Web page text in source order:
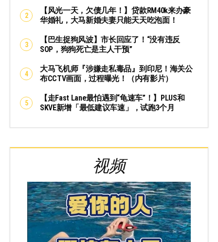
【风光一天，欠债几年！】贷款RM40k来办豪
华婚礼，大马新婚夫妻只能天天吃泡面！
【巴生捉狗风波】市长回应了！“没有违反
SOP，狗狗死亡是主人干预”
大马飞机师『涉嫌走私毒品』到印尼！海关公
布CCTV画面，过程曝光！（内有影片）
【走Fast Lane最怕遇到“龟速车”！】PLUS和
SKVE新增「最低建议车速」，试跑3个月
视频